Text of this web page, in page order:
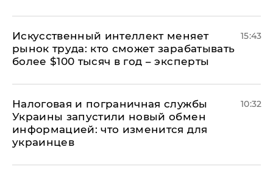
Искусственный интеллект меняет
рынок труда: кто сможет зарабатывать
более $100 тысяч в год – эксперты
15:43
Налоговая и пограничная службы
Украины запустили новый обмен
информацией: что изменится для
украинцев
10:32